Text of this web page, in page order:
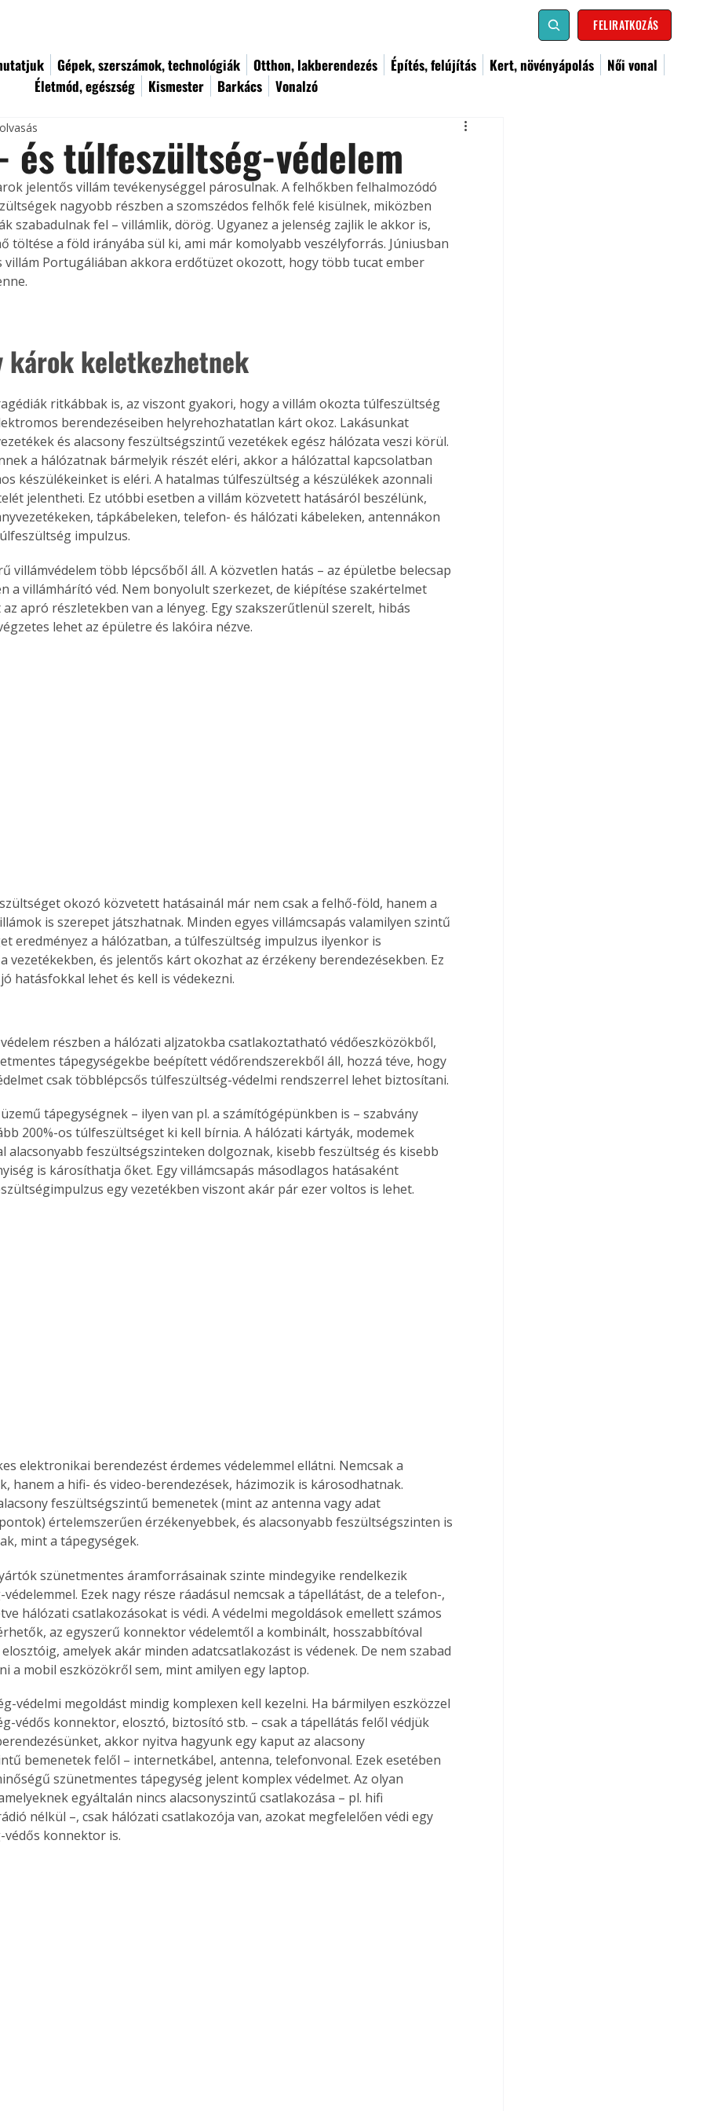
FELIRATKOZÁS
Gépek, szerszámok, technológiák Otthon, lakberendezés Építés, felújítás Kert, növényápolás
Női vonal
Életmód, egészség
Kismester Barkács Vonalzó
az
Old
új,
egyedi
is
Bárhol,
élve
az
A
Együtt jobban megéri!
Bővebb információ itt!
Együtt jobban megéri! A
könyvek tetszőleges
párosítással kedvezményes
áron, 0 Ft postaköltséggel
megrendelhetők!
és túlfeszültség-védelem
jelentős villám tevékenységgel párosulnak. A felhőkben felhalmozódó
nagyobb részben a szomszédos felhők felé kisülnek, miközben
szabadulnak fel – villámlik, dörög. Ugyanez a jelenség zajlik le akkor is,
töltése a föld irányába sül ki, ami már komolyabb veszélyforrás. Júniusban
villám Portugáliában akkora erdőtüzet okozott, hogy több tucat ember
károk keletkezhetnek
ritkábbak is, az viszont gyakori, hogy a villám okozta túlfeszültség
berendezéseiben helyrehozhatatlan kárt okoz. Lakásunkat
és alacsony feszültségszintű vezetékek egész hálózata veszi körül.
a hálózatnak bármelyik részét eléri, akkor a hálózattal kapcsolatban
készülékeinket is eléri. A hatalmas túlfeszültség a készülékek azonnali
jelentheti. Ez utóbbi esetben a villám közvetett hatásáról beszélünk,
tápkábeleken, telefon- és hálózati kábeleken, antennákon
impulzus.
villámvédelem több lépcsőből áll. A közvetlen hatás – az épületbe belecsap
a villámhárító véd. Nem bonyolult szerkezet, de kiépítése szakértelmet
apró részletekben van a lényeg. Egy szakszerűtlenül szerelt, hibás
lehet az épületre és lakóira nézve.
okozó közvetett hatásainál már nem csak a felhő-föld, hanem a
is szerepet játszhatnak. Minden egyes villámcsapás valamilyen szintű
eredményez a hálózatban, a túlfeszültség impulzus ilyenkor is
vezetékekben, és jelentős kárt okozhat az érzékeny berendezésekben. Ez
hatásfokkal lehet és kell is védekezni.
részben a hálózati aljzatokba csatlakoztatható védőeszközökből,
tápegységekbe beépített védőrendszerekből áll, hozzá téve, hogy
csak többlépcsős túlfeszültség-védelmi rendszerrel lehet biztosítani.
tápegységnek – ilyen van pl. a számítógépünkben is – szabvány
200%-os túlfeszültséget ki kell bírnia. A hálózati kártyák, modemek
alacsonyabb feszültségszinteken dolgoznak, kisebb feszültség és kisebb
is károsíthatja őket. Egy villámcsapás másodlagos hatásaként
egy vezetékben viszont akár pár ezer voltos is lehet.
elektronikai berendezést érdemes védelemmel ellátni. Nemcsak a
hanem a hifi- és video-berendezések, házimozik is károsodhatnak.
feszültségszintű bemenetek (mint az antenna vagy adat
értelemszerűen érzékenyebbek, és alacsonyabb feszültségszinten is
mint a tápegységek.
szünetmentes áramforrásainak szinte mindegyike rendelkezik
Ezek nagy része ráadásul nemcsak a tápellátást, de a telefon-,
hálózati csatlakozásokat is védi. A védelmi megoldások emellett számos
az egyszerű konnektor védelemtől a kombinált, hosszabbítóval
amelyek akár minden adatcsatlakozást is védenek. De nem szabad
a mobil eszközökről sem, mint amilyen egy laptop.
védelmi megoldást mindig komplexen kell kezelni. Ha bármilyen eszközzel
védős konnektor, elosztó, biztosító stb. – csak a tápellátás felől védjük
akkor nyitva hagyunk egy kaput az alacsony
bemenetek felől – internetkábel, antenna, telefonvonal. Ezek esetében
szünetmentes tápegység jelent komplex védelmet. Az olyan
egyáltalán nincs alacsonyszintű csatlakozása – pl. hifi
nélkül –, csak hálózati csatlakozója van, azokat megfelelően védi egy
konnektor is.